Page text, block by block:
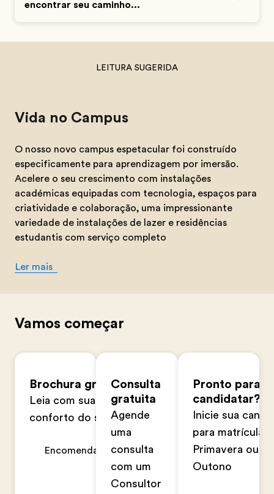
encontrar seu caminho...
LEITURA SUGERIDA
Vida no Campus
O nosso novo campus espetacular foi construído
especificamente para aprendizagem por imersão.
Acelere o seu crescimento com instalações
académicas equipadas com tecnologia, espaços para
criatividade e colaboração, uma impressionante
variedade de instalações de lazer e residências
estudantis com serviço completo
Ler mais
Vamos começar
Brochura gratuita
Leia com sua família no
conforto do seu lar
Encomendar agora
Consulta
gratuita
Agende
uma
consulta
com um
Consultor
Pronto para
candidatar?
Inicie sua
para matrícula
Primavera ou no
Outono